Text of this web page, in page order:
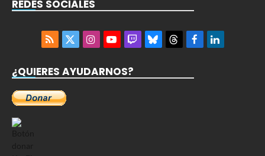
REDES SOCIALES
RSS
X
InstagramYouTubeTwitchBlueskyThreadsFacebookLinkedIn
¿QUIERES AYUDARNOS?